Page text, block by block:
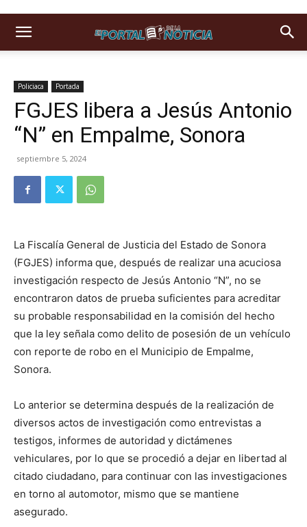
Policiaca Portada
FGJES libera a Jesús Antonio
“N” en Empalme, Sonora
septiembre 5, 2024
La Fiscalía General de Justicia del Estado de Sonora
(FGJES) informa que, después de realizar una acuciosa
investigación respecto de Jesús Antonio “N”, no se
encontraron datos de prueba suficientes para acreditar
su probable responsabilidad en la comisión del hecho
que la ley señala como delito de posesión de un vehículo
con reporte de robo en el Municipio de Empalme,
Sonora.
Lo anterior se determina después de la realización de
diversos actos de investigación como entrevistas a
testigos, informes de autoridad y dictámenes
vehiculares, por lo que se procedió a dejar en libertad al
citado ciudadano, para continuar con las investigaciones
en torno al automotor, mismo que se mantiene
asegurado.